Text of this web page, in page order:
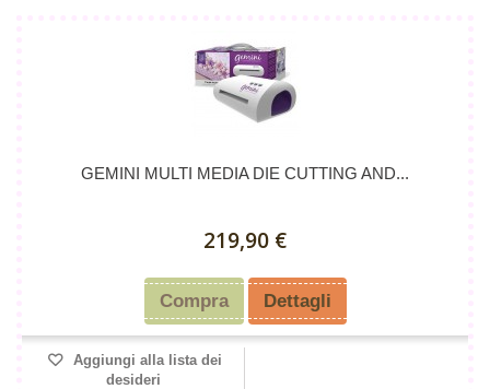
GEMINI MULTI MEDIA DIE CUTTING AND...
219,90 €
Compra Dettagli
Aggiungi alla lista dei
desideri